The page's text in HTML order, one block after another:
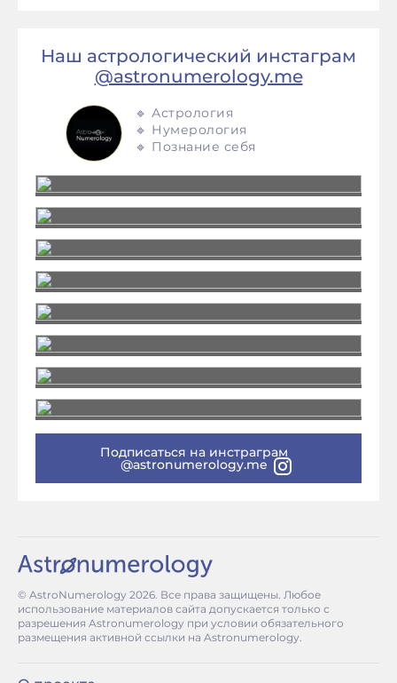
Наш астрологический инстаграм
@astronumerology.me
🔹 Астрология
🔹 Нумерология
🔹 Познание себя
Подписаться на инстраграм
@astronumerology.me
© AstroNumerology 2026. Все права защищены. Любое
использование материалов сайта допускается только с
разрешения Astronumerology при условии обязательного
размещения активной ссылки на Astronumerology.